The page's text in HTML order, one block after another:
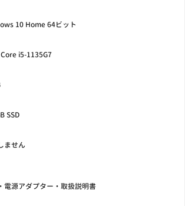
10 Home 64ビット
i5-1135G7
SSD
ません
電源アダプター・取扱説明書